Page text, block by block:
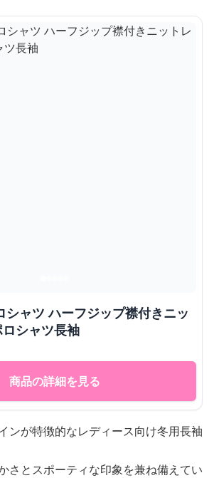
シャツ ハーフジップ襟付きニッ
ロシャツ長袖
商品の詳細を見る
ンが特徴的なレディース向け冬用長袖
さとスポーティな印象を兼ね備えてい